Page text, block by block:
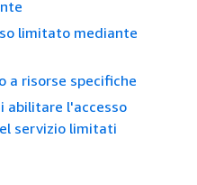
limitato mediante
a risorse specifiche
abilitare l'accesso
servizio limitati